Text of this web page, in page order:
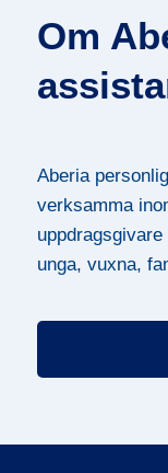
Om
Aberia
verksamma
unga, vuxna,